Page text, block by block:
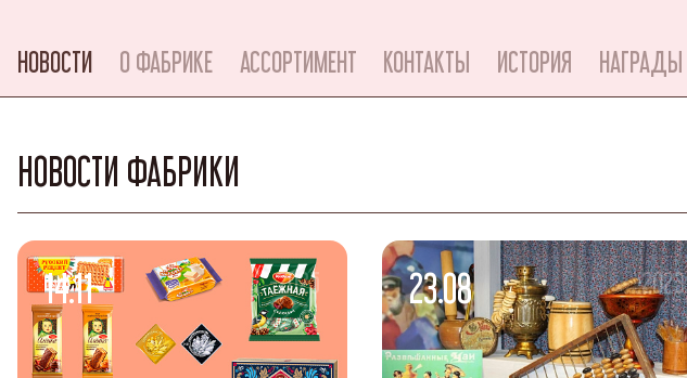
НОВОСТИ О ФАБРИКЕ АССОРТИМЕНТ КОНТАКТЫ ИСТОРИЯ НАГРАДЫ
НОВОСТИ ФАБРИКИ
14.11 -2025 23.08 -2023